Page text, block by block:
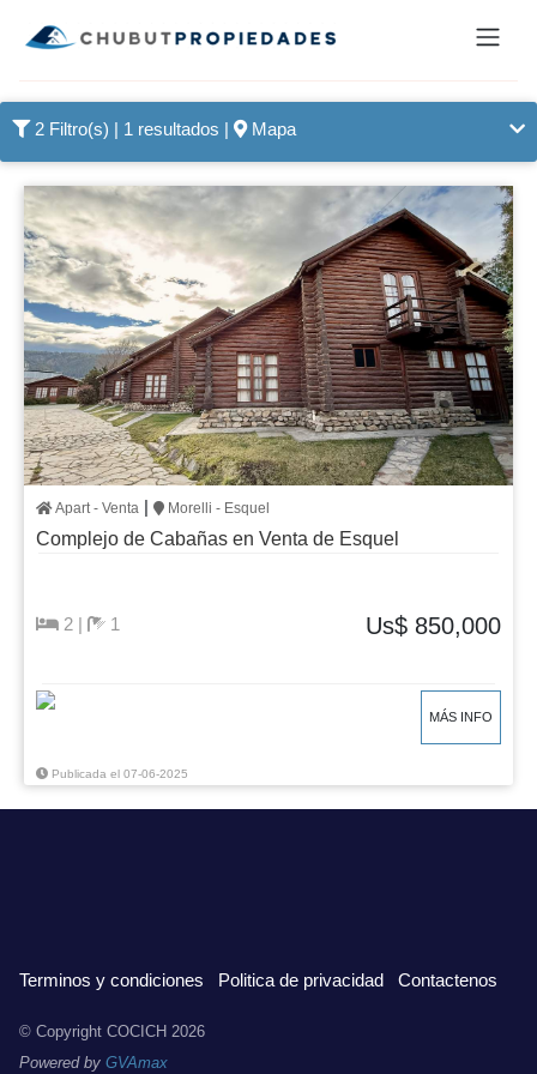
2 Filtro(s) | 1 resultados | Mapa
Apart - Venta | Morelli - Esquel
Complejo de Cabañas en Venta de Esquel
2 | 1 Us$ 850,000
MÁS INFO
Publicada el 07-06-2025
Terminos y condiciones Politica de privacidad Contactenos
© Copyright COCICH 2026
Powered by GVAmax